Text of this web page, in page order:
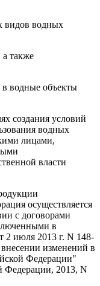
видов водных
а также
водные объекты
создания условий
водных
лицами,
власти
осуществляется
с договорами
в
2 июля 2013 г. N 148-
изменений в
Федерации"
Федерации, 2013, N